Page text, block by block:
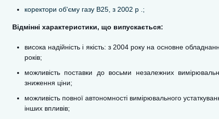
коректори об'єму газу В25, з 2002 р .;
Відмінні характеристики, що випускається:
висока надійність і якість: з 2004 року на основне
років;
можливість поставки до восьми незалежних
зниження ціни;
можливість повної автономності вимірювального
інших впливів;